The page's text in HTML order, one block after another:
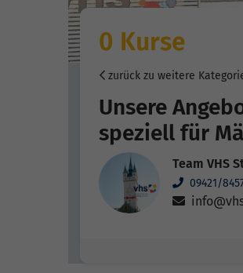
0 Kurse
zurück zu weitere
Unsere
speziell für
Team VHS
09421/